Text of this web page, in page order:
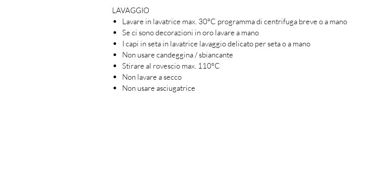
LAVAGGIO
Lavare in lavatrice max. 30ºC programma di centrifuga breve o a mano
Se ci sono decorazioni in oro lavare a mano
I capi in seta in lavatrice lavaggio delicato per seta o a mano
Non usare candeggina / sbiancante
Stirare al rovescio max. 110ºC
Non lavare a secco
Non usare asciugatrice